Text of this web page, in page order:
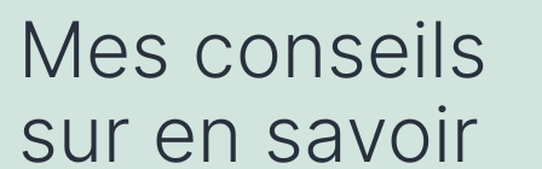
Mes conseils
sur en savoir